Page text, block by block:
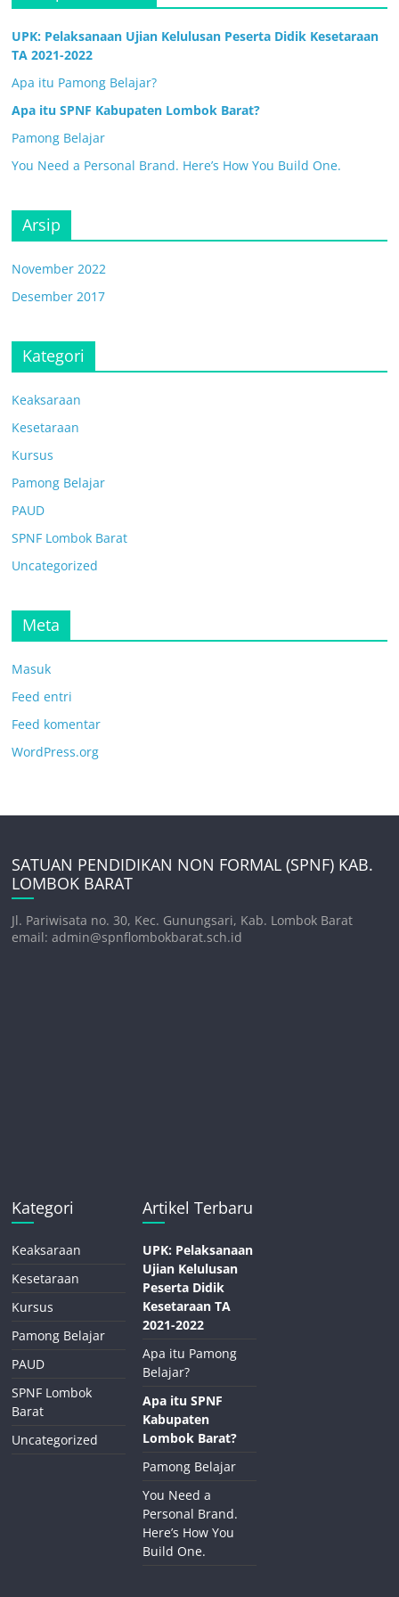
UPK: Pelaksanaan Ujian Kelulusan Peserta Didik Kesetaraan
TA 2021-2022
Apa itu Pamong Belajar?
Apa itu SPNF Kabupaten Lombok Barat?
Pamong Belajar
You Need a Personal Brand. Here’s How You Build One.
Arsip
November 2022
Desember 2017
Kategori
Keaksaraan
Kesetaraan
Kursus
Pamong Belajar
PAUD
SPNF Lombok Barat
Uncategorized
Meta
Masuk
Feed entri
Feed komentar
WordPress.org
SATUAN PENDIDIKAN NON FORMAL (SPNF) KAB.
LOMBOK BARAT
Jl. Pariwisata no. 30, Kec. Gunungsari, Kab. Lombok Barat
email: admin@spnflombokbarat.sch.id
Kategori
Keaksaraan
Kesetaraan
Kursus
Pamong Belajar
PAUD
SPNF Lombok
Barat
Uncategorized
Artikel Terbaru
UPK: Pelaksanaan
Ujian Kelulusan
Peserta Didik
Kesetaraan TA
2021-2022
Apa itu Pamong
Belajar?
Apa itu SPNF
Kabupaten
Lombok Barat?
Pamong Belajar
You Need a
Personal Brand.
Here’s How You
Build One.